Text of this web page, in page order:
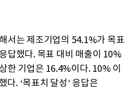
서는 제조기업의 54.1%가 목표
답했다. 목표 대비 매출이 10%
한 기업은 16.4%이다. 10% 이
다. ‘목표치 달성’ 응답은